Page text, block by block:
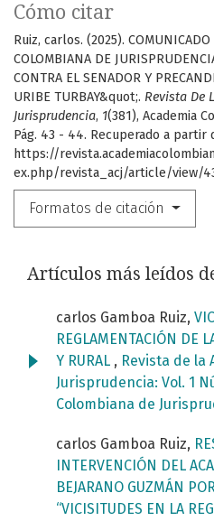
Cómo citar
Ruiz, carlos. (2025). COMUNICADO
COLOMBIANA DE
CONTRA EL SENADOR Y
URIBE TURBAY&quot;. Revista De
Jurisprudencia, 1(381), Academia
Pág. 43 - 44. Recuperado a partir
https://
ex.php/revista_acj/article/view/
Formatos de citación
Artículos más leídos
carlos Gamboa Ruiz,
REGLAMENTACIÓN DE
Y RURAL , Revista de la
Jurisprudencia: Vol. 1
Colombiana de
carlos Gamboa Ruiz,
INTERVENCIÓN DEL
BEJARANO GUZMÁN
“VICISITUDES EN LA